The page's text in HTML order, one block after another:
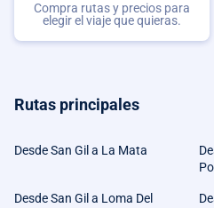
Compra rutas y precios para
elegir el viaje que quieras.
Rutas principales
Desde San Gil a La Mata
Desde San Gil a Loma Del